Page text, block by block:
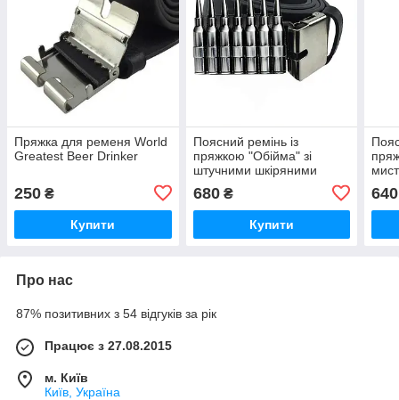
Пряжка для ременя World
Greatest Beer Drinker
250 ₴
Купити
Поясний ремінь із
пряжкою "Обійма" зі
штучними шкіряними
680₴
Купити
640
Про нас
87% позитивних з 54 відгуків за рік
Працює з 27.08.2015
м. Київ
Київ, Україна